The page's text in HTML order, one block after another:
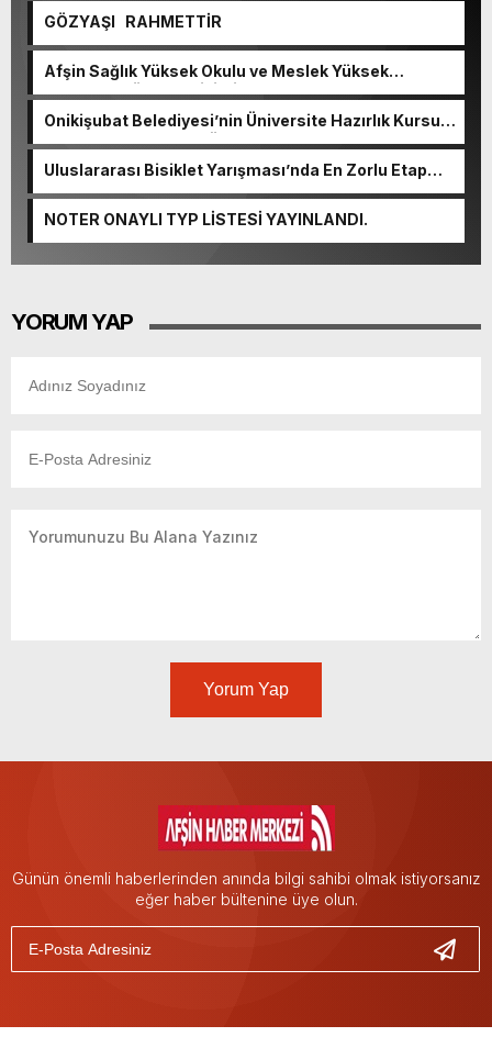
GÖZYAŞI RAHMETTİR
Afşin Sağlık Yüksek Okulu ve Meslek Yüksek
Okulunda görev değişimi!
Onikişubat Belediyesi’nin Üniversite Hazırlık Kursu
başvurularında son gün 7 Ağustos.
Uluslararası Bisiklet Yarışması’nda En Zorlu Etap
NOTER ONAYLI TYP LİSTESİ YAYINLANDI.
YORUM YAP
Yorum Yap
Günün önemli haberlerinden anında bilgi sahibi olmak istiyorsanız
eğer haber bültenine üye olun.